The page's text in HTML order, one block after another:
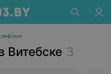
Витебске 3